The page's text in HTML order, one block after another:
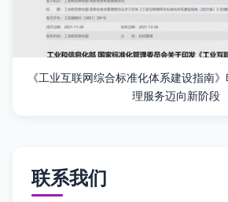
《工业互联网综合标准化体系建设指南
理服务迈向新阶段
联系我们